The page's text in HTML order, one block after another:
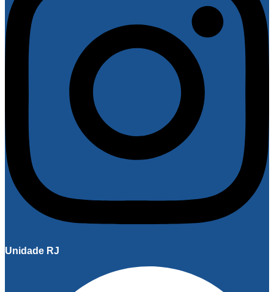
Unidade RJ